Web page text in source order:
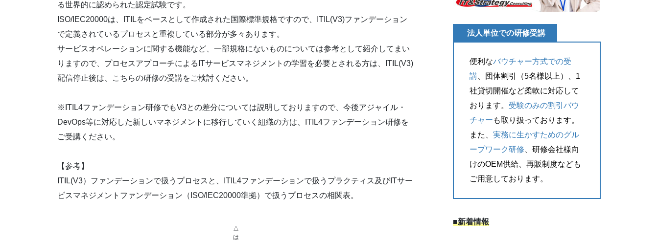
る世界的に認められた認定試験です。
ISO/IEC20000は、ITILをベースとして作成された国際標準規格ですので、ITIL(V3)ファンデーション
で定義されているプロセスと重複している部分が多々あります。
サービスオペレーションに関する機能など、一部規格にないものについては参考として紹介してまい
りますので、プロセスアプローチによるITサービスマネジメントの学習を必要とされる方は、ITIL(V3)
配信停止後は、こちらの研修の受講をご検討ください。
※ITIL4ファンデーション研修でもV3との差分については説明しておりますので、今後アジャイル・
DevOps等に対応した新しいマネジメントに移行していく組織の方は、ITIL4ファンデーション研修を
ご受講ください。
【参考】
ITIL(V3）ファンデーションで扱うプロセスと、ITIL4ファンデーションで扱うプラクティス及びITサー
ビスマネジメントファンデーション（ISO/IEC20000準拠）で扱うプロセスの相関表。
△
は
法人単位での研修受講
便利なバウチャー方式での受
講 、団体割引（5名様以上）、1
社貸切開催など柔軟に対応して
おります。 受験のみの割引バウ
チャー も取り扱っております。
また、実務に生かすためのグル
ープワーク研修 、研修会社様向
けのOEM供給、再販制度なども
ご用意しております。
■新着情報